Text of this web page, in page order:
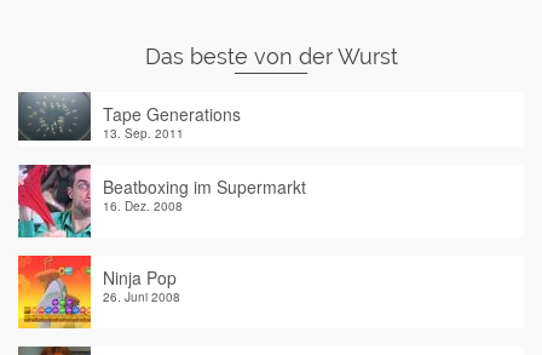
Das beste von der Wurst
Tape Generations
13. Sep. 2011
Beatboxing im Supermarkt
16. Dez. 2008
Ninja Pop
26. Juni 2008